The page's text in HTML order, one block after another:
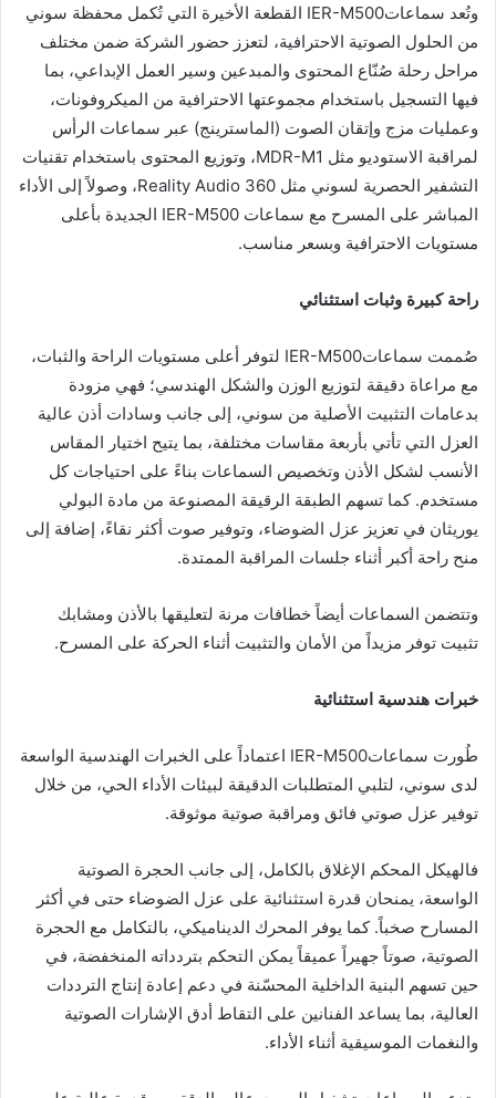
وتُعد سماعاتIER-M500 القطعة الأخيرة التي تُكمل محفظة سوني
من الحلول الصوتية الاحترافية، لتعزز حضور الشركة ضمن مختلف
مراحل رحلة صُنّاع المحتوى والمبدعين وسير العمل الإبداعي، بما
فيها التسجيل باستخدام مجموعتها الاحترافية من الميكروفونات،
وعمليات مزج وإتقان الصوت (الماسترينج) عبر سماعات الرأس
لمراقبة الاستوديو مثل MDR-M1، وتوزيع المحتوى باستخدام تقنيات
التشفير الحصرية لسوني مثل 360 Reality Audio، وصولاً إلى الأداء
المباشر على المسرح مع سماعات IER-M500 الجديدة بأعلى
مستويات الاحترافية وبسعر مناسب.
راحة كبيرة وثبات استثنائي
صُممت سماعاتIER-M500 لتوفر أعلى مستويات الراحة والثبات،
مع مراعاة دقيقة لتوزيع الوزن والشكل الهندسي؛ فهي مزودة
بدعامات التثبيت الأصلية من سوني، إلى جانب وسادات أذن عالية
العزل التي تأتي بأربعة مقاسات مختلفة، بما يتيح اختيار المقاس
الأنسب لشكل الأذن وتخصيص السماعات بناءً على احتياجات كل
مستخدم. كما تسهم الطبقة الرقيقة المصنوعة من مادة البولي
يوريثان في تعزيز عزل الضوضاء، وتوفير صوت أكثر نقاءً، إضافة إلى
منح راحة أكبر أثناء جلسات المراقبة الممتدة.
وتتضمن السماعات أيضاً خطافات مرنة لتعليقها بالأذن ومشابك
تثبيت توفر مزيداً من الأمان والتثبيت أثناء الحركة على المسرح.
خبرات هندسية استثنائية
طُورت سماعاتIER-M500 اعتماداً على الخبرات الهندسية الواسعة
لدى سوني، لتلبي المتطلبات الدقيقة لبيئات الأداء الحي، من خلال
توفير عزل صوتي فائق ومراقبة صوتية موثوقة.
فالهيكل المحكم الإغلاق بالكامل، إلى جانب الحجرة الصوتية
الواسعة، يمنحان قدرة استثنائية على عزل الضوضاء حتى في أكثر
المسارح صخباً. كما يوفر المحرك الديناميكي، بالتكامل مع الحجرة
الصوتية، صوتاً جهيراً عميقاً يمكن التحكم بتردداته المنخفضة، في
حين تسهم البنية الداخلية المحسّنة في دعم إعادة إنتاج الترددات
العالية، بما يساعد الفنانين على التقاط أدق الإشارات الصوتية
والنغمات الموسيقية أثناء الأداء.